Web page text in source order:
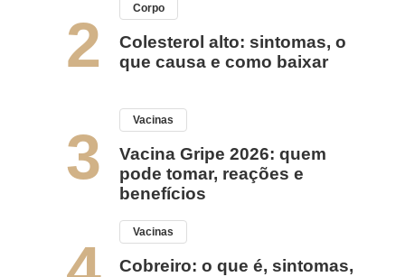
2
Corpo
Colesterol alto: sintomas, o
que causa e como baixar
3
Vacinas
Vacina Gripe 2026: quem
pode tomar, reações e
benefícios
Vacinas
Cobreiro: o que é, sintomas,